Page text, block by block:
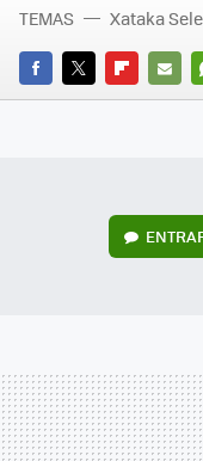
FACEBOOK
TWITTERFLIPBOARD
E-
TEMAS Xataka